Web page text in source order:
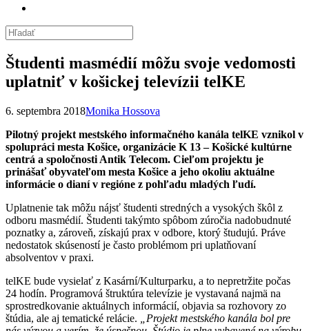
Študenti masmédií môžu svoje vedomosti
uplatniť v košickej televízii telKE
6. septembra 2018Monika Hossova
Pilotný projekt mestského informačného kanála telKE vznikol v
spolupráci mesta Košice, organizácie K 13 – Košické kultúrne
centrá a spoločnosti Antik Telecom. Cieľom projektu je
prinášať obyvateľom mesta Košice a jeho okoliu aktuálne
informácie o dianí v regióne z pohľadu mladých ľudí.
Uplatnenie tak môžu nájsť študenti stredných a vysokých škôl z
odboru masmédií. Študenti takýmto spôbom zúročia nadobudnuté
poznatky a, zároveň, získajú prax v odbore, ktorý študujú. Práve
nedostatok skúseností je často problémom pri uplatňovaní
absolventov v praxi.
telKE bude vysielať z Kasární/Kulturparku, a to nepretržite počas
24 hodín. Programová štruktúra televízie je vystavaná najmä na
sprostredkovanie aktuálnych informácií, objavia sa rozhovory zo
štúdia, ale aj tematické relácie.
„Projekt mestského kanála bol pre